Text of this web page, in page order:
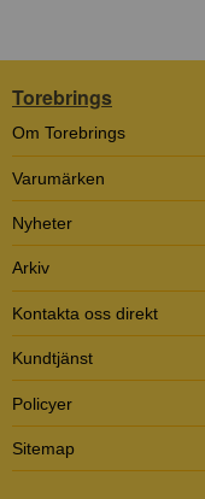
Torebrings
Om Torebrings
Varumärken
Nyheter
Arkiv
Kontakta oss direkt
Kundtjänst
Policyer
Sitemap